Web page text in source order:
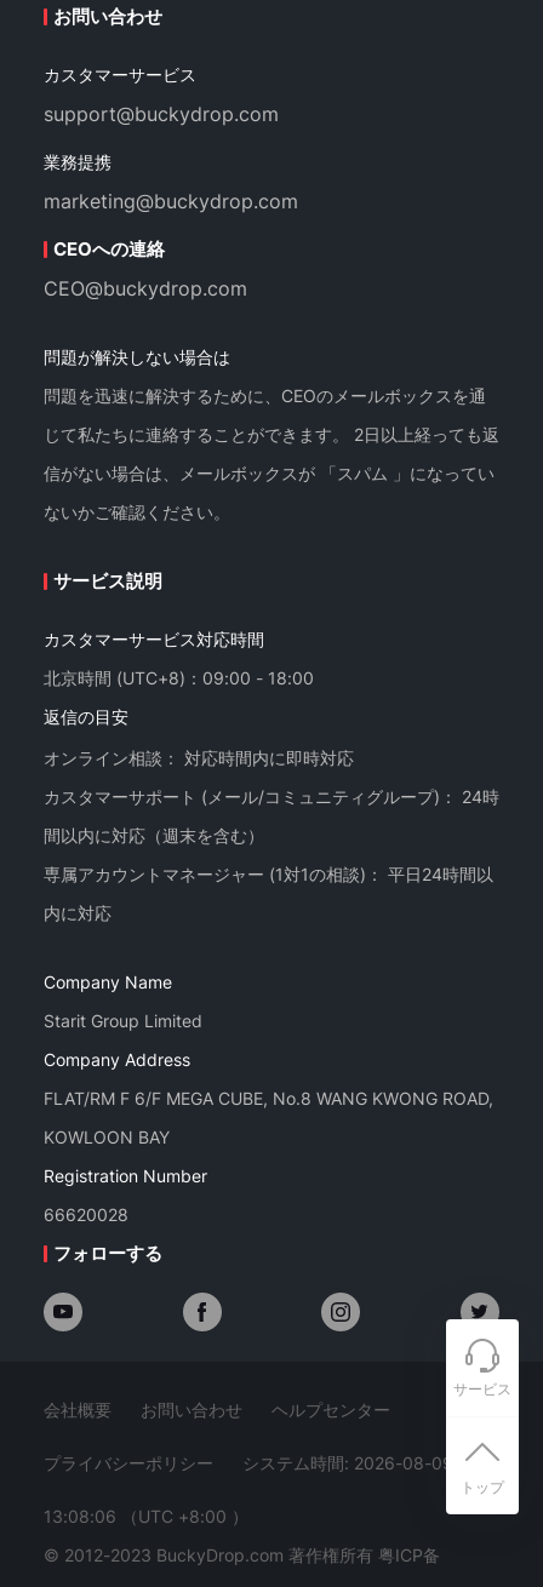
お問い合わせ
カスタマーサービス
support@buckydrop.com
業務提携
marketing@buckydrop.com
CEOへの連絡
CEO@buckydrop.com
問題が解決しない場合は
問題を迅速に解決するために、CEOのメールボックスを通
じて私たちに連絡することができます。 2日以上経っても返
信がない場合は、メールボックスが 「スパム 」になってい
ないかご確認ください。
サービス説明
カスタマーサービス対応時間
北京時間 (UTC+8)：09:00 - 18:00
返信の目安
オンライン相談： 対応時間内に即時対応
カスタマーサポート (メール/コミュニティグループ)： 24時
間以内に対応（週末を含む）
専属アカウントマネージャー (1対1の相談)： 平日24時間以
Company Name
Starit Group Limited
Company Address
FLAT/RM F 6/F MEGA CUBE, No.8 WANG KWONG ROAD,
KOWLOON BAY
Registration Number
66620028
フォローする
会社概要 お問い合わせ ヘルプセンター
プライバシーポリシー システム時間: 2026-08-09
13:08:07
（UTC +8:00 ）
© 2012-2023 BuckyDrop.com 著作権所有 粤ICP备
サービス
トップ